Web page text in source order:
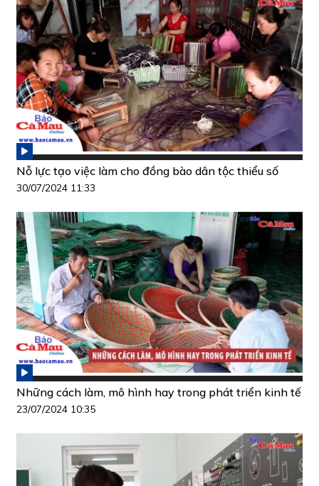
Nỗ lực tạo việc làm cho đồng bào dân tộc thiểu số
30/07/2024 11:33
Những cách làm, mô hình hay trong phát triển kinh tế
23/07/2024 10:35